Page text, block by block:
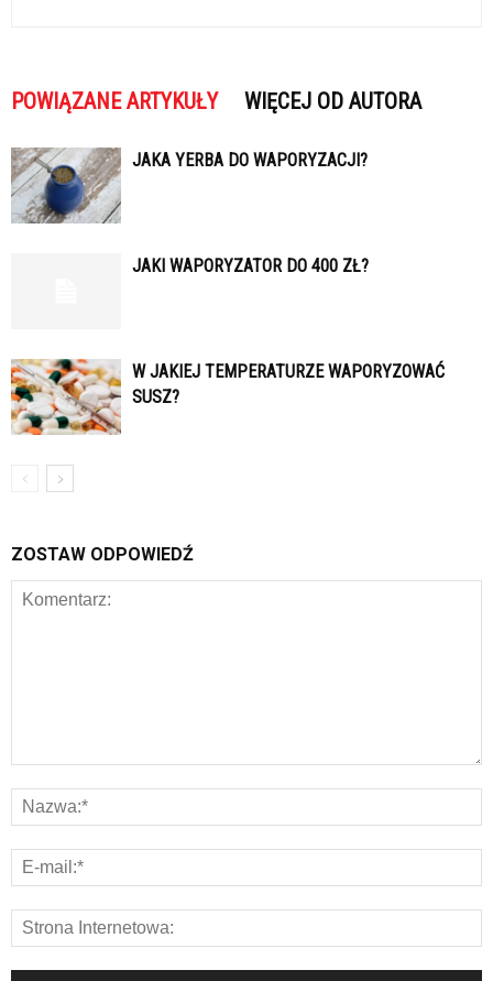
POWIĄZANE ARTYKUŁY WIĘCEJ OD AUTORA
JAKA YERBA DO WAPORYZACJI?
JAKI WAPORYZATOR DO 400 ZŁ?
W JAKIEJ TEMPERATURZE WAPORYZOWAĆ
SUSZ?
ZOSTAW ODPOWIEDŹ